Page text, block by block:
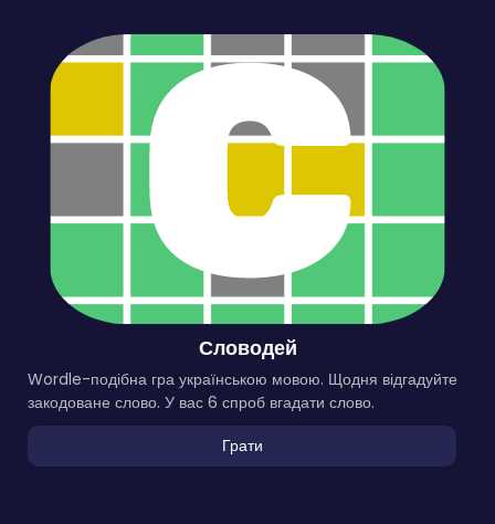
Словодей
Wordle-подібна гра українською мовою. Щодня відгадуйте
закодоване слово. У вас 6 спроб вгадати слово.
Грати